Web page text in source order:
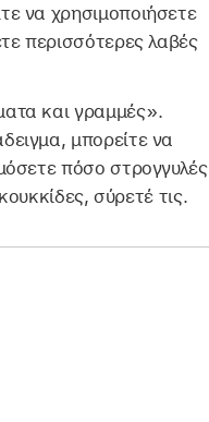
να χρησιμοποιήσετε
περισσότερες λαβές
και γραμμές».
μπορείτε να
πόσο στρογγυλές
σύρετέ τις.